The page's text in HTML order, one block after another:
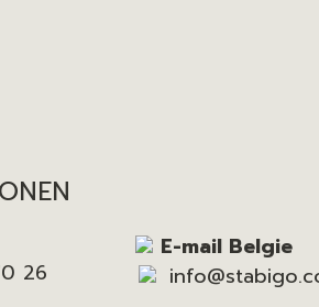
26
E-mail Belgie